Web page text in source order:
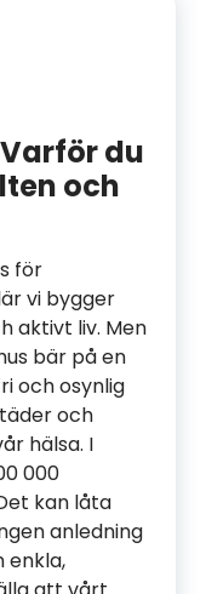
du
och
för
vi bygger
aktivt liv. Men
bär på en
och osynlig
och
hälsa. I
000
kan låta
anledning
enkla,